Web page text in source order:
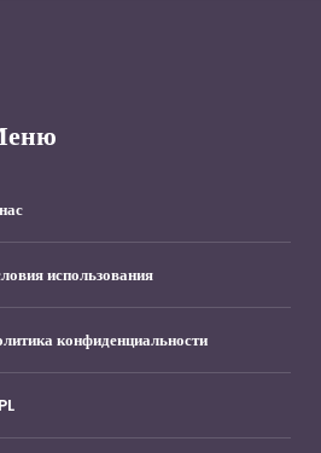
использования
конфиденциальности